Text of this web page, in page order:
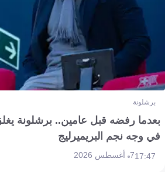
برشلونة
بعدما رفضه قبل عامين.. برشلونة
في وجه نجم البريميرليج
17:477 أغسطس 2026